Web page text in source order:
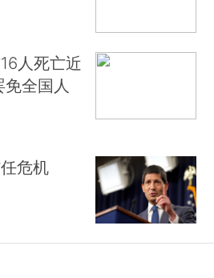
人死亡近
全国人
危机